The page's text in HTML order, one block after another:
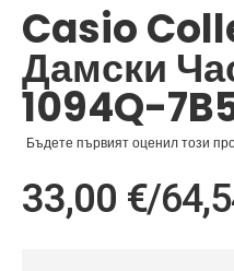
на
галерия
със
снимки
Casio
Дамски
1094Q-
Бъдете първият оценил този
33,00 €/